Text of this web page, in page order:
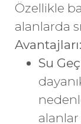
Özellikle
alanlarda
Avantajları:
Su